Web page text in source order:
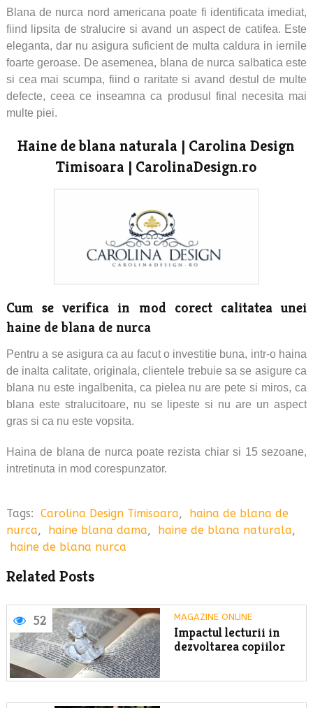
Blana de nurca nord americana poate fi identificata imediat,
fiind lipsita de stralucire si avand un aspect de catifea. Este
eleganta, dar nu asigura suficient de multa caldura in iernile
foarte geroase. De asemenea, blana de nurca salbatica este
si cea mai scumpa, fiind o raritate si avand destul de multe
defecte, ceea ce inseamna ca produsul final necesita mai
multe piei.
Haine de blana naturala | Carolina Design
Timisoara | CarolinaDesign.ro
Cum se verifica in mod corect calitatea unei
haine de blana de nurca
Pentru a se asigura ca au facut o investitie buna, intr-o haina
de inalta calitate, originala, clientele trebuie sa se asigure ca
blana nu este ingalbenita, ca pielea nu are pete si miros, ca
blana este stralucitoare, nu se lipeste si nu are un aspect
gras si ca nu este vopsita.
Haina de blana de nurca poate rezista chiar si 15 sezoane,
intretinuta in mod corespunzator.
Tags: Carolina Design Timisoara,
haina de blana de
nurca, haine blana dama, haine de blana naturala,
haine de blana nurca
Related Posts
52 MAGAZINE ONLINE
Impactul lecturii in
dezvoltarea copiilor